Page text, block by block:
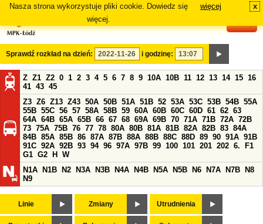
Nasza strona wykorzystuje pliki cookie. Dowiedz się
więcej.
więcej x
Sprawdź rozkład na dzień: i godzinę:
Z Z1 Z2 0 1 2 3 4 5 6 7 8 9 10A 10B 11 12 13 14 15 16
41 43 45
Z3 Z6 Z13 Z43 50A 50B 51A 51B 52 53A 53C 53B 54B 55A
55B 55C 56 57 58A 58B 59 60A 60B 60C 60D 61 62 63
64A 64B 65A 65B 66 67 68 69A 69B 70 71A 71B 72A 72B
73 75A 75B 76 77 78 80A 80B 81A 81B 82A 82B 83 84A
84B 85A 85B 86 87A 87B 88A 88B 88C 88D 89 90 91A 91B
91C 92A 92B 93 94 96 97A 97B 99 100 101 201 202 6.
F1
G1 G2 H
W
N1A
N1B N2 N3A N3B N4A N4B N5A N5B N6 N7A N7B
N8
N9
Linie Zmiany Utrudnienia